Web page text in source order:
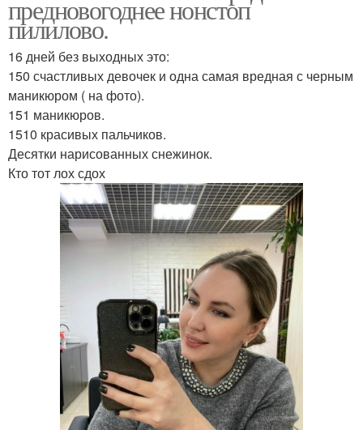
предновогоднее нонстоп
пилилово.
16 дней без выходных это:
150 счастливых девочек и одна самая вредная с черным
маникюром ( на фото).
151 маникюров.
1510 красивых пальчиков.
Десятки нарисованных снежинок.
Кто тот лох сдох